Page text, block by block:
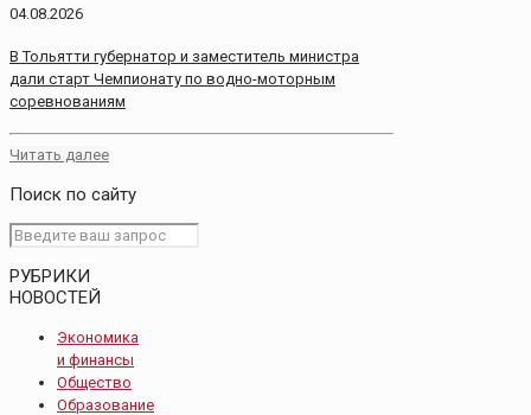
04.08.2026
В Тольятти губернатор и заместитель министра
дали старт Чемпионату по водно-моторным
соревнованиям
Читать далее
Поиск по сайту
РУБРИКИ
НОВОСТЕЙ
Экономика
и финансы
Общество
Образование